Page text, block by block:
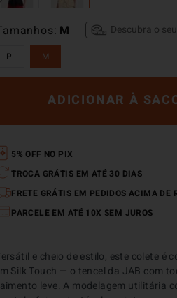
M
P M
Descubra o
ADICIONAR À
5% OFF NO PIX
TROCA GRÁTIS EM ATÉ 30 DIAS
FRETE GRÁTIS EM PEDIDOS ACIMA DE
PARCELE EM ATÉ 10X SEM JUROS
e cheio de estilo, este colete é
Silk Touch — o tencel da JAB com
leve. A modelagem utilitária